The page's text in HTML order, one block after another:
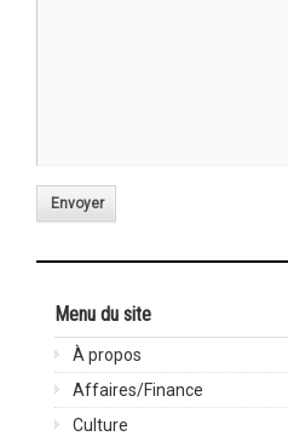
Envoyer
Menu du site
À propos
Affaires/Finance
Culture